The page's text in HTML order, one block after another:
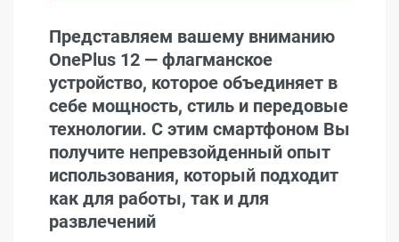
Представляем вашему вниманию
OnePlus 12 — флагманское
устройство, которое объединяет в
себе мощность, стиль и передовые
технологии. С этим смартфоном Вы
получите непревзойденный опыт
использования, который подходит
как для работы, так и для
развлечений